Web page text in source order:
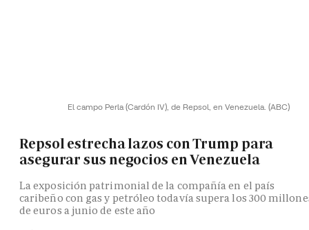
El campo Perla (Cardón IV), de Repsol, en Venezuela. (ABC)
Repsol estrecha lazos con Trump para
asegurar sus negocios en Venezuela
La exposición patrimonial de la compañía en el país
caribeño con gas y petróleo todavía supera los 300
de euros a junio de este año